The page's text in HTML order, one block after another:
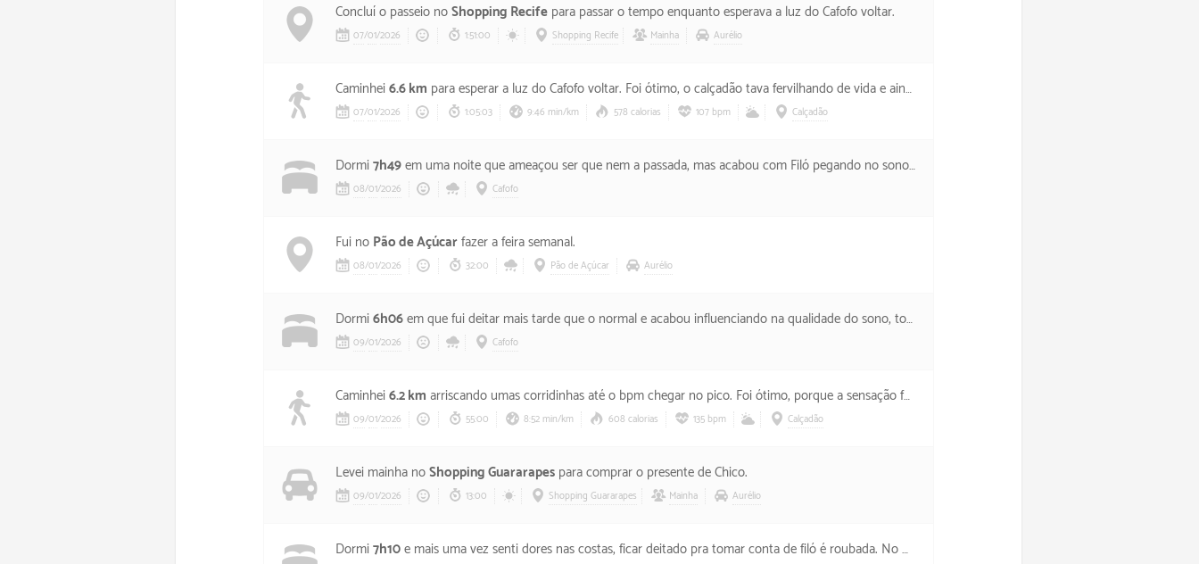
Concluí o passeio noShopping Recife para passar o tempo enquanto esperava a luz do Cafofo voltar.
07/01/2026 1:51:00 Shopping Recife Mainha Aurélio
Caminhei6.6 km para esperar a luz do Cafofo voltar. Foi ótimo, o calçadão tava fervilhando de vida e ainda me encontrei com Fofinha.
07/01/2026 1:05:03 9:46 min/km 578 calorias 107 bpm Calçadão
Dormi7h49em uma noite que ameaçou ser que nem a passada, mas acabou com Filó pegando no sono no fim.
08/01/2026 Cafofo
Fui no Pão de Açúcarfazer a feira semanal.
08/01/2026 32:00 Pão de Açúcar Aurélio
Dormi6h06em que fui deitar mais tarde que o normal e acabou influenciando na qualidade do sono, tornando a noite curta.
09/01/2026 Cafofo
Caminhei6.2 km arriscando umas corridinhas até o bpm chegar no pico. Foi ótimo, porque a sensação foi que realmente me exercitei.
09/01/2026 55:00 8:52 min/km 608 calorias 135 bpm Calçadão
Levei mainha noShopping Guararapes para comprar o presente de Chico.
09/01/2026 13:00 Shopping Guararapes Mainha Aurélio
Dormi7h10e mais uma vez senti dores nas costas, ficar deitado pra tomar conta de filó é roubada. No mais, foi uma noite tranquila.